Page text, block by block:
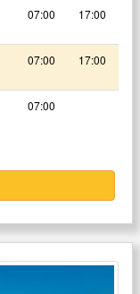
07:00 17:00
07:00 17:00
07:00